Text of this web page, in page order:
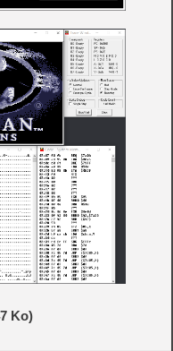
Ko)